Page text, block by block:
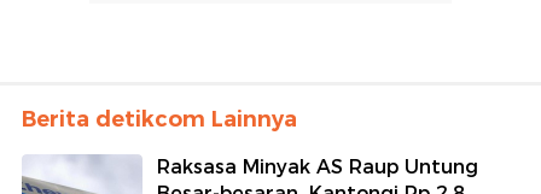
Berita detikcom Lainnya
Raksasa Minyak AS Raup Untung